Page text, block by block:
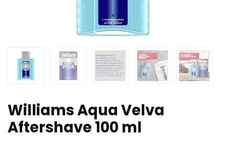
Williams Aqua Velva
Aftershave 100 ml